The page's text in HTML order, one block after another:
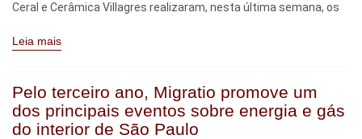
Ceral e Cerâmica Villagres realizaram, nesta última semana, os
Leia mais
Pelo terceiro ano, Migratio promove um
dos principais eventos sobre energia e gás
do interior de São Paulo